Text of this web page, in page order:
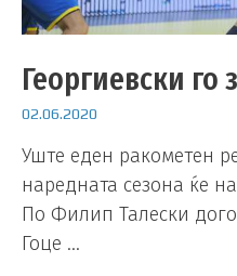
Георгиевски го
02.06.2020
Уште еден ракометен
наредната сезона ќе
По Филип Талески
Гоце …